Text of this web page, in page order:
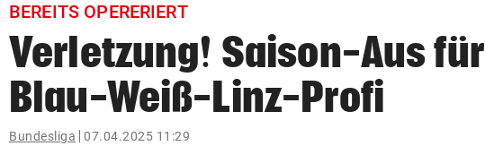
bookmark
search
Suchbegriff
eingeben
BEREITS OPERERIERT
Verletzung! Saison-Aus für
Blau-Weiß-Linz-Profi
Bundesliga 07.04.2025 11:29